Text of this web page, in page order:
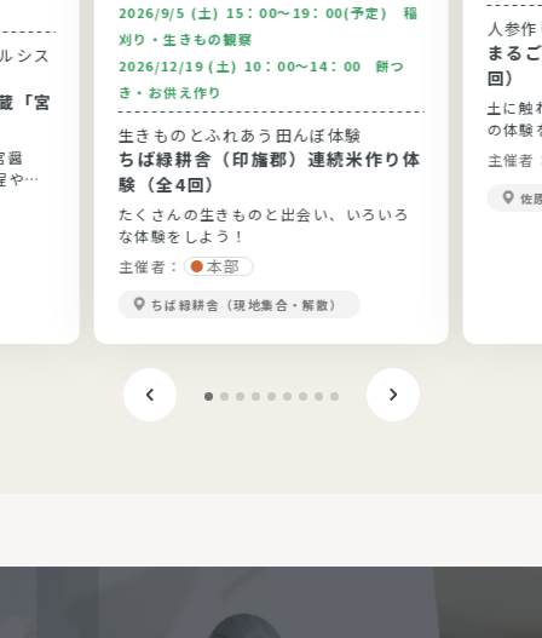
「宮
醤
や醤
2026/9/5 (土) 15：00～19：00(予定) 稲
刈り・生きもの観察
2026/12/19 (土) 10：00～14：00 餅つ
き・お供え作り
生きものとふれあう田んぼ体験
ちば緑耕舎（印旛郡）連続米作り体
験（全4回）
たくさんの生きものと出会い、いろいろ
な体験をしよう！
主催者：
本部
ちば緑耕舎（現地集合・解散）
人参
まる
回）
土に触
の体験
主催者
佐